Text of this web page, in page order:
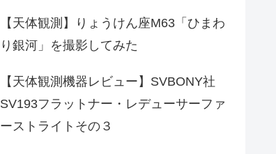
【天体観測】りょうけん座M63「ひまわ
り銀河」を撮影してみた
【天体観測機器レビュー】SVBONY社
SV193フラットナー・レデューサーファ
ーストライトその３